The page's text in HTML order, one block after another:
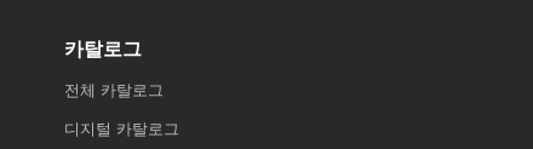
카탈로그
전체 카탈로그
디지털 카탈로그